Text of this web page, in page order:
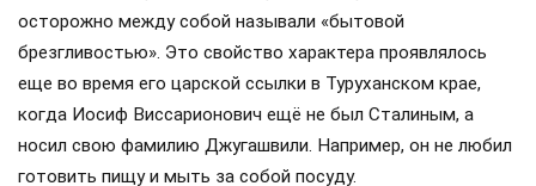
осторожно между собой называли «бытовой
брезгливостью». Это свойство характера проявлялось
еще во время его царской ссылки в Туруханском крае,
когда Иосиф Виссарионович ещё не был Сталиным, а
носил свою фамилию Джугашвили. Например, он не любил
готовить пищу и мыть за собой посуду.